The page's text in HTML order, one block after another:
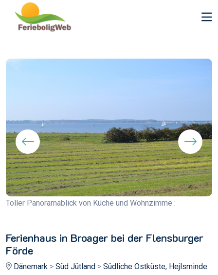
Toller Panoramablick von Küche und Wohnzimme :
Ferienhaus in Broager bei der Flensburger
Förde
Dänemark > Süd Jütland > Südliche Ostküste, Hejlsminde